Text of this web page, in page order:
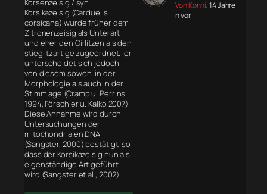
Korsenzeisig / syn.
Korsikazeisig (Carduelis
corsicana) wurde früher dem
Zitronenzeisig als Unterart
und eher den Girlitzen als den
stieglitzartige zugeordnet. er
unterscheidet sich jedoch
von diesem sowohl in der
Morphologie als auch in der
Stimmlage (Cramp u. Perrins
1994, Förschler u. Kalko 2007).
Diese Annahme wird durch
Untersuchungen der
mitochondrialen DNA
(Sangster, 2000) bestätigt, so
dass der Korsikazeisig nun als
eigenständige Art geführt
wird (Sangster et al., 2002).
Von Konni, 14 Jahre
n vor